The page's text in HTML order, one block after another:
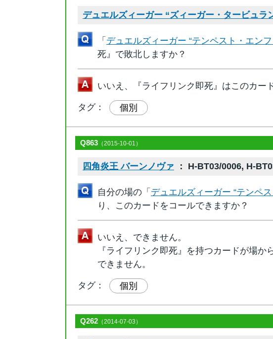
デュエルズィーガー “ズィーガー・タービュラ
「 デュエルズィーガー “テンペスト・エン
死』で敗北しますか？
いいえ、『ライフリンク即死』はこのカー
タグ： 個別
Q863 （2015-10-01）
四角炎王 バーンノヴァ ： H-BT03/0006, H-
自分の場の「 デュエルズィーガー “テンペ
り、このカードをコールできますか？
いいえ、できません。
『ライフリンク即死』を持つカードが場
できません。
タグ： 個別
Q262 （2014-07-03）